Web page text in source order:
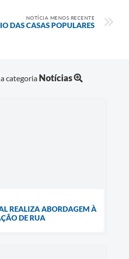
NOTÍCIA MENOS RECENTE
DAS CASAS POPULARES
categoria Notícias
REALIZA ABORDAGEM À
DE RUA